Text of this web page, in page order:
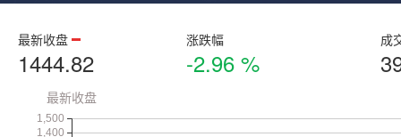
最新收盘
1444.82
涨跌幅
-2.96 %
成